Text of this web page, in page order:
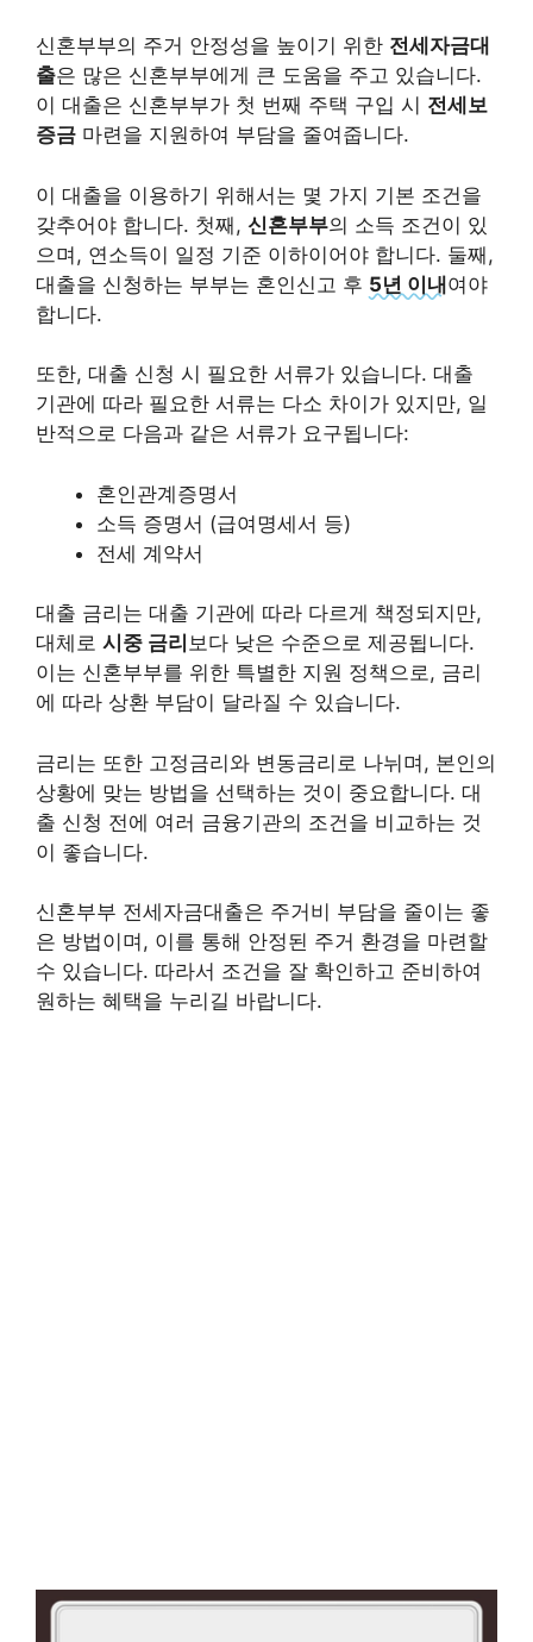
신혼부부의 주거 안정성을 높이기 위한 전세자금대
출은 많은 신혼부부에게 큰 도움을 주고 있습니다.
이 대출은 신혼부부가 첫 번째 주택 구입 시 전세보
증금 마련을 지원하여 부담을 줄여줍니다.
이 대출을 이용하기 위해서는 몇 가지 기본 조건을
갖추어야 합니다. 첫째, 신혼부부의 소득 조건이 있
으며, 연소득이 일정 기준 이하이어야 합니다. 둘째,
대출을 신청하는 부부는 혼인신고 후 5년 이내여야
합니다.
또한, 대출 신청 시 필요한 서류가 있습니다. 대출
기관에 따라 필요한 서류는 다소 차이가 있지만, 일
반적으로 다음과 같은 서류가 요구됩니다:
혼인관계증명서
소득 증명서 (급여명세서 등)
전세 계약서
대출 금리는 대출 기관에 따라 다르게 책정되지만,
대체로 시중 금리 보다 낮은 수준으로 제공됩니다.
이는 신혼부부를 위한 특별한 지원 정책으로, 금리
에 따라 상환 부담이 달라질 수 있습니다.
금리는 또한 고정금리와 변동금리로 나뉘며, 본인의
상황에 맞는 방법을 선택하는 것이 중요합니다. 대
출 신청 전에 여러 금융기관의 조건을 비교하는 것
이 좋습니다.
신혼부부 전세자금대출은 주거비 부담을 줄이는 좋
은 방법이며, 이를 통해 안정된 주거 환경을 마련할
수 있습니다. 따라서 조건을 잘 확인하고 준비하여
원하는 혜택을 누리길 바랍니다.